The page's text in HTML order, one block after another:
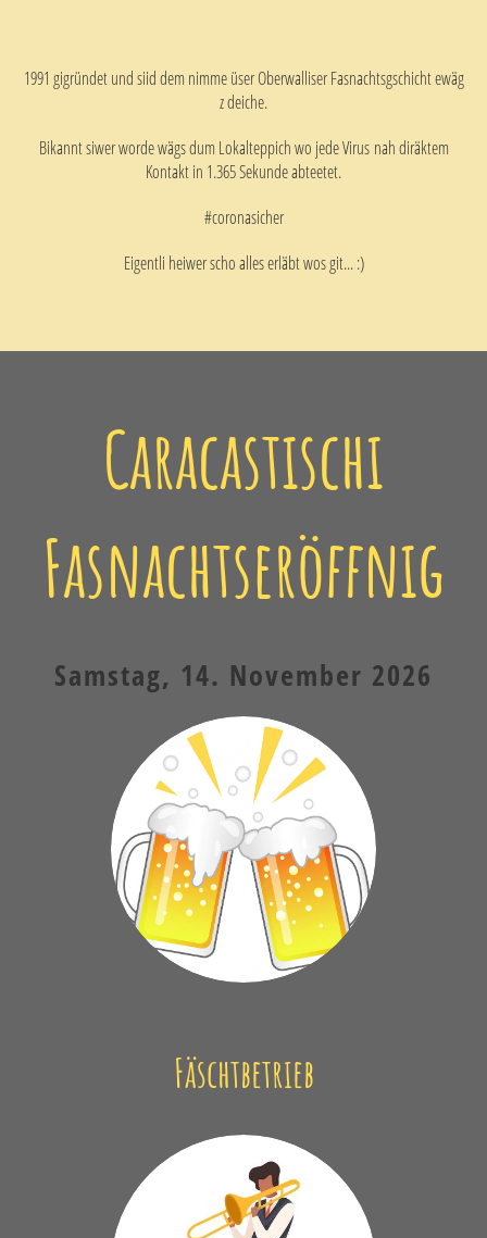
1991 gigründet und siid dem nimme üser Oberwalliser Fasnachtsgschicht ewäg
z deiche.
Bikannt siwer worde wägs dum Lokalteppich wo jede Virus nah diräktem
Kontakt in 1.365 Sekunde abteetet.
#coronasicher
Eigentli heiwer scho alles erläbt wos git... :)
Caracastischi
Fasnachtseröffnig
Samstag, 14. November 2026
Fäschtbetrieb